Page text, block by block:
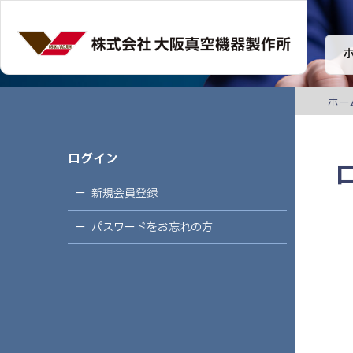
ホー
ログイン
新規会員登録
パスワードをお忘れの方